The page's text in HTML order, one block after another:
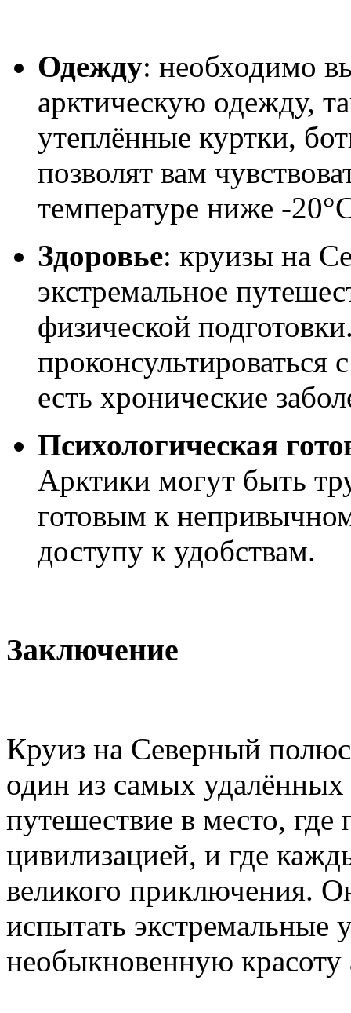
Одежду: необходимо
арктическую одежду,
утеплённые куртки,
позволят вам
температуре ниже -
Здоровье: круизы на
экстремальное
физической
проконсультироваться
есть хронические
Психологическая
Арктики могут быть
готовым к
доступу к удобствам.
Заключение
Круиз на Северный
один из самых
путешествие в место,
цивилизацией, и где
великого приключения.
испытать экстремальные
необыкновенную красоту